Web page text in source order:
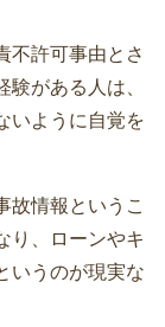
不許可事由とさ
がある人は、
いように自覚を
故情報というこ
り、ローンやキ
いうのが現実な